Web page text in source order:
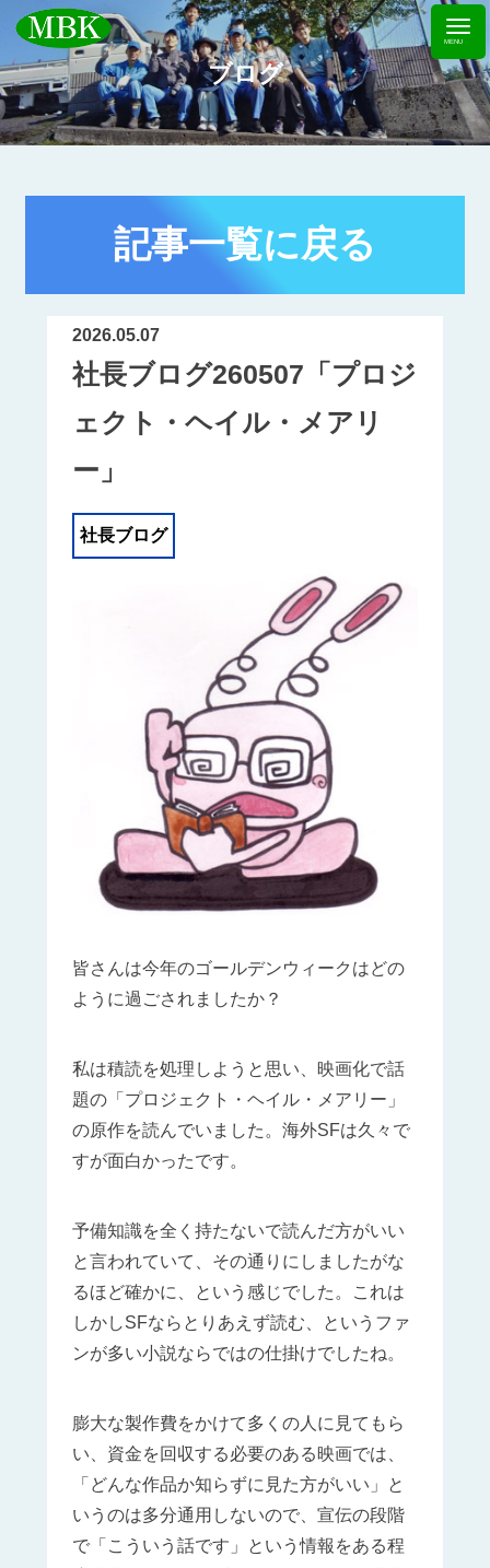
ブログ
記事一覧に戻る
2026.05.07
社長ブログ260507「プロジ
ェクト・ヘイル・メアリ
ー」
社長ブログ
皆さんは今年のゴールデンウィークはどの
ように過ごされましたか？
私は積読を処理しようと思い、映画化で話
題の「プロジェクト・ヘイル・メアリー」
の原作を読んでいました。海外SFは久々で
すが面白かったです。
予備知識を全く持たないで読んだ方がいい
と言われていて、その通りにしましたがな
るほど確かに、という感じでした。これは
しかしSFならとりあえず読む、というファ
ンが多い小説ならではの仕掛けでしたね。
膨大な製作費をかけて多くの人に見てもら
い、資金を回収する必要のある映画では、
「どんな作品か知らずに見た方がいい」と
いうのは多分通用しないので、宣伝の段階
で「こういう話です」という情報をある程